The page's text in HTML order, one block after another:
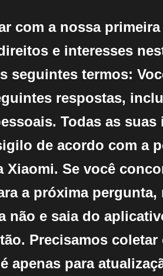
com a nossa
e interesses
seguintes termos:
respostas,
Todas as suas
de acordo com a
Xiaomi. Se você
a próxima pergunta,
não e saia do
Precisamos coletar
apenas para